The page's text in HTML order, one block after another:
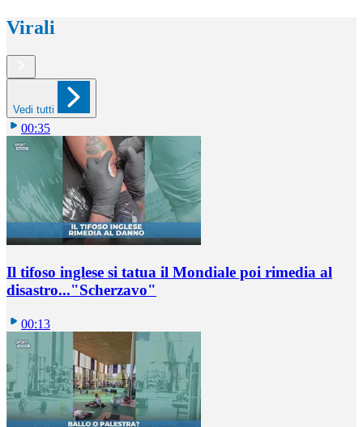
Virali
Vedi tutti
00:35
Il tifoso inglese si tatua il Mondiale poi rimedia al
disastro..."Scherzavo"
00:13